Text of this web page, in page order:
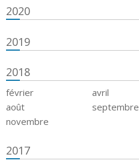
2020
2019
2018
février avril
août
septembre
novembre
2017